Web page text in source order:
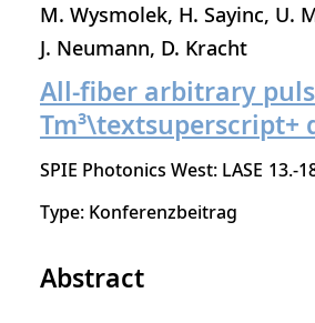
M. Wysmolek H. Sayinc U.
J. Neumann D. Kracht
All-fiber arbitrary
Tm³\textsuperscript+
SPIE Photonics West: LASE 13.-
Type: Konferenzbeitrag
Abstract